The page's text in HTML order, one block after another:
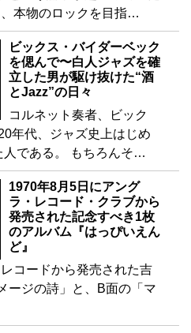
本物のロックを目指…
ビックス・バイダーベック
を偲んで〜白人ジャズを確
立した男が駆け抜けた“酒
とJazz”の日々
コルネット奏者、ビック
年代、ジャズ史上はじめ
人である。 もちろんそ…
1970年8月5日にアング
ラ・レコード・クラブから
発売された記念すべき1枚
のアルバム『はっぴいえん
ど』
コードから発売された吉
ージの詩」と、B面の「マ